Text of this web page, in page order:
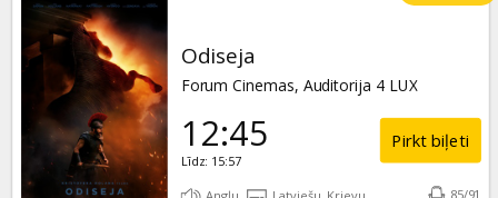
Odiseja
Forum Cinemas, Auditorija 4 LUX
12:45
Līdz: 15:57
Pirkt biļeti